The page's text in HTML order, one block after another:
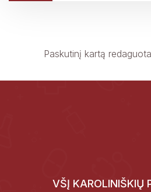
Paskutinį kartą
VŠĮ KAROLINIŠKIŲ